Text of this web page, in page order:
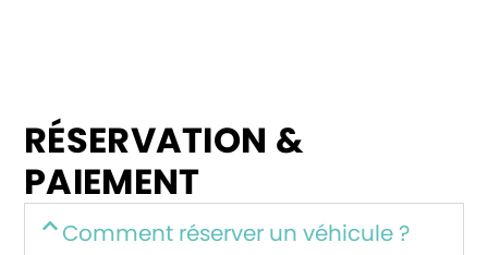
RÉSERVATION &
PAIEMENT
Comment réserver un véhicule ?